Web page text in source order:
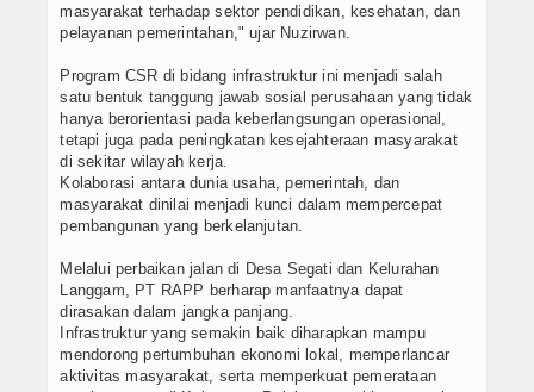
masyarakat terhadap sektor pendidikan, kesehatan, dan
pelayanan pemerintahan," ujar Nuzirwan.
Program CSR di bidang infrastruktur ini menjadi salah
satu bentuk tanggung jawab sosial perusahaan yang tidak
hanya berorientasi pada keberlangsungan operasional,
tetapi juga pada peningkatan kesejahteraan masyarakat
di sekitar wilayah kerja.
Kolaborasi antara dunia usaha, pemerintah, dan
masyarakat dinilai menjadi kunci dalam mempercepat
pembangunan yang berkelanjutan.
Melalui perbaikan jalan di Desa Segati dan Kelurahan
Langgam, PT RAPP berharap manfaatnya dapat
dirasakan dalam jangka panjang.
Infrastruktur yang semakin baik diharapkan mampu
mendorong pertumbuhan ekonomi lokal, memperlancar
aktivitas masyarakat, serta memperkuat pemerataan